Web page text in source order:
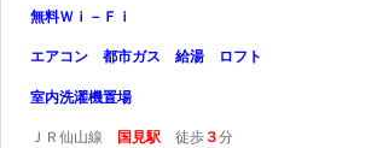
無料Ｗｉ－Ｆｉ
エアコン 都市ガス 給湯 ロフト
室内洗濯機置場
ＪＲ仙山線 国見駅 徒歩 ３分